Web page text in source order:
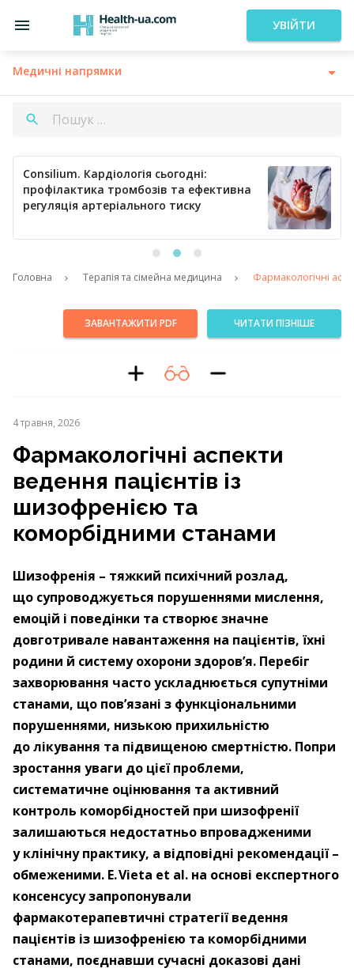
УВІЙТИ
Медичні напрямки
Consilium. Кардіологія сьогодні:
профілактика тромбозів та ефективна
регуляція артеріального тиску
Головна Терапія та сімейна медицина Фармакологічні
ЗАВАНТАЖИТИ PDF ЧИТАТИ ПІЗНІШЕ
4 травня, 2026
Фармакологічні аспекти
ведення пацієнтів із
шизофренією та
коморбідними станами
Шизофренія – ​тяжкий психічний розлад,
що супрово­джується порушеннями мислення,
емоцій і поведінки та створює значне
довготривале навантаження на пацієнтів, їхні
родини й систему охорони здоров’я. Перебіг
захворювання часто ускладнюється супутніми
станами, що пов’язані з функціональними
порушеннями, низькою прихильністю
до лікування та підвищеною смертністю. Попри
зростання уваги до цієї проблеми,
систематичне оцінювання та активний
контроль коморбідностей при шизофренії
залишаються недостатньо впрова­дженими
у клінічну практику, а відповідні рекомендації –
​обмеженими. E. Vieta et al. на основі експертного
консенсусу запропонували
фармакотерапевтичні стратегії ведення
пацієнтів із шизофренією та коморбідними
станами, поєднавши сучасні доказові дані